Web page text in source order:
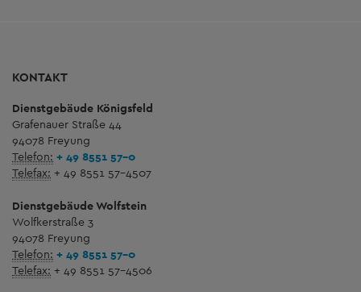
KONTAKT
Dienstgebäude Königsfeld
Grafenauer Straße 44
94078 Freyung
Telefon: + 49 8551 57-0
Telefax: + 49 8551 57-4507
Dienstgebäude Wolfstein
Wolfkerstraße 3
94078 Freyung
Telefon: + 49 8551 57-0
Telefax: + 49 8551 57-4506